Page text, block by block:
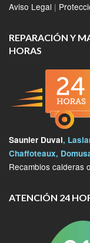
Aviso Legal |
REPARACIÓN Y
HORAS
Saunier Duval,
Chaffoteaux,
Recambios calderas
ATENCIÓN 24